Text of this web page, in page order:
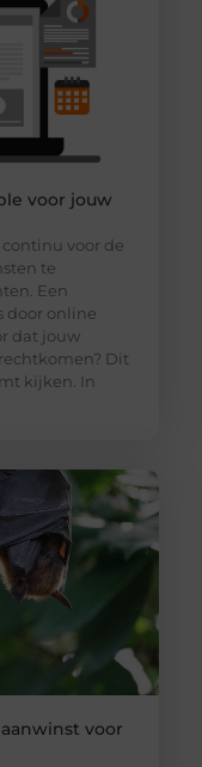
voor jouw
voor de
te
Een
door online
dat jouw
Dit
kijken. In
voor